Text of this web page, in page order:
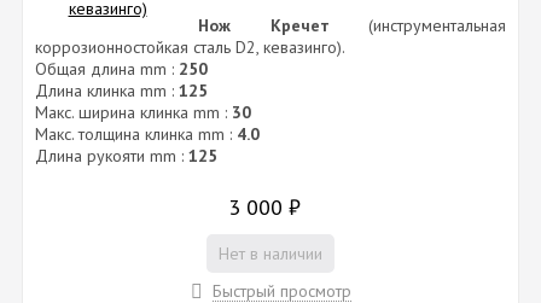
Нож Кречет (инструментальная
коррозионностойкая сталь D2, кевазинго).
Общая длина mm : 250
Длина клинка mm : 125
Макс. ширина клинка mm : 30
Макс. толщина клинка mm : 4.0
Длина рукояти mm : 125
3 000 ₽
Нет в наличии
Быстрый просмотр